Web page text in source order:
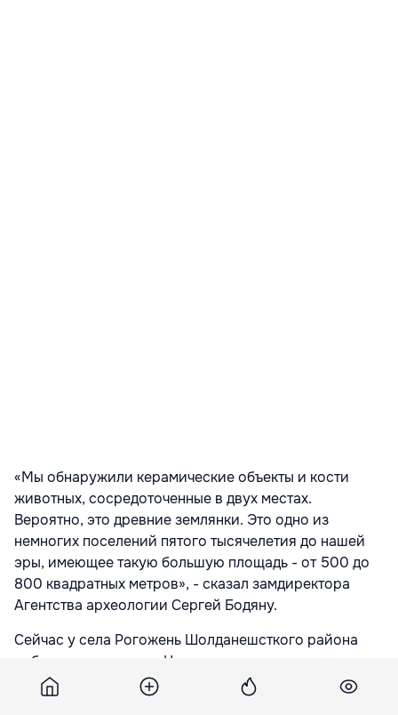
«Мы обнаружили керамические объекты и кости
животных, сосредоточенные в двух местах.
Вероятно, это древние землянки. Это одно из
немногих поселений пятого тысячелетия до нашей
эры, имеющее такую большую площадь - от 500 до
800 квадратных метров», - сказал замдиректора
Агентства археологии Сергей Бодяну.
Сейчас у села Рогожень Шолданешсткого района
работают археологи. Ценность находок они
определят по завершению раскопок.